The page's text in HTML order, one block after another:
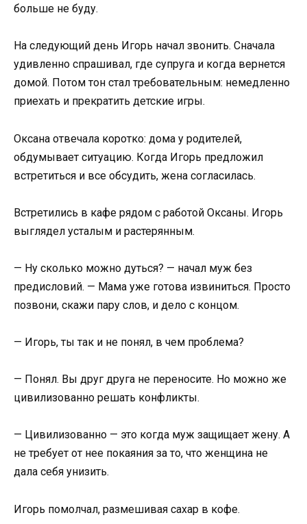
больше не буду.
На следующий день Игорь начал звонить. Сначала
удивленно спрашивал, где супруга и когда вернется
домой. Потом тон стал требовательным: немедленно
приехать и прекратить детские игры.
Оксана отвечала коротко: дома у родителей,
обдумывает ситуацию. Когда Игорь предложил
встретиться и все обсудить, жена согласилась.
Встретились в кафе рядом с работой Оксаны. Игорь
выглядел усталым и растерянным.
— Ну сколько можно дуться? — начал муж без
предисловий. — Мама уже готова извиниться. Просто
позвони, скажи пару слов, и дело с концом.
— Игорь, ты так и не понял, в чем проблема?
— Понял. Вы друг друга не переносите. Но можно же
цивилизованно решать конфликты.
— Цивилизованно — это когда муж защищает жену. А
не требует от нее покаяния за то, что женщина не
дала себя унизить.
Игорь помолчал, размешивая сахар в кофе.